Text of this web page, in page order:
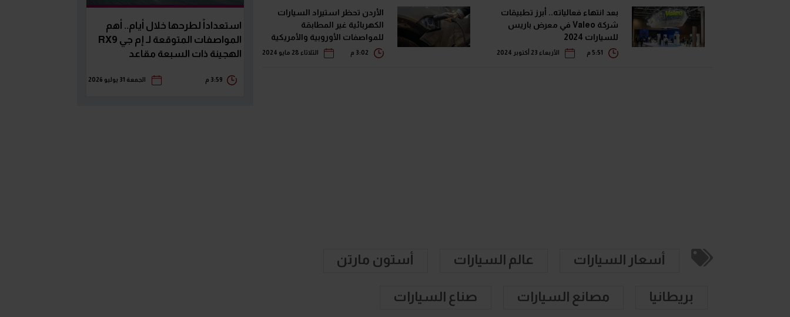
بعد انتهاء فعالياته.. أبرز تطبيقات
شركة Valeo في معرض باريس
للسيارات 2024
الأربعاء 23 أكتوبر 2024
الأردن تحظر استيراد السيارات
الكهربائية غير المطابقة
للمواصفات الأوروبية والأمريكية
الثلاثاء 28 مايو 2024
أسعار السيارات عالم السيارات أستون مارتن
بريطانيا مصانع السيارات صناع السيارات
استعداداً لطرحها خلال أيام.. أهم
المواصفات المتوقعة لـ إم جي RX9
الهجينة ذات السبعة مقاعد
3:59 م الجمعة 31 يوليو 2026